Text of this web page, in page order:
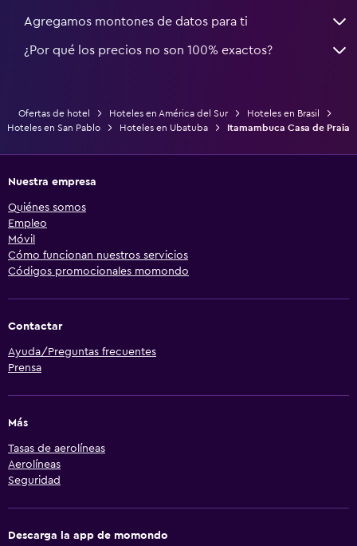
Agregamos montones de datos para ti
¿Por qué los precios no son 100% exactos?
Ofertas de hotel Hoteles en América del Sur
Hoteles en Brasil
Hoteles en San Pablo
Hoteles en Ubatuba Itamambuca Casa de Praia
Nuestra empresa
Quiénes somos
Empleo
Móvil
Cómo funcionan nuestros servicios
Códigos promocionales momondo
Contactar
Ayuda/Preguntas frecuentes
Prensa
Más
Tasas de aerolíneas
Aerolíneas
Seguridad
Descarga la app de momondo